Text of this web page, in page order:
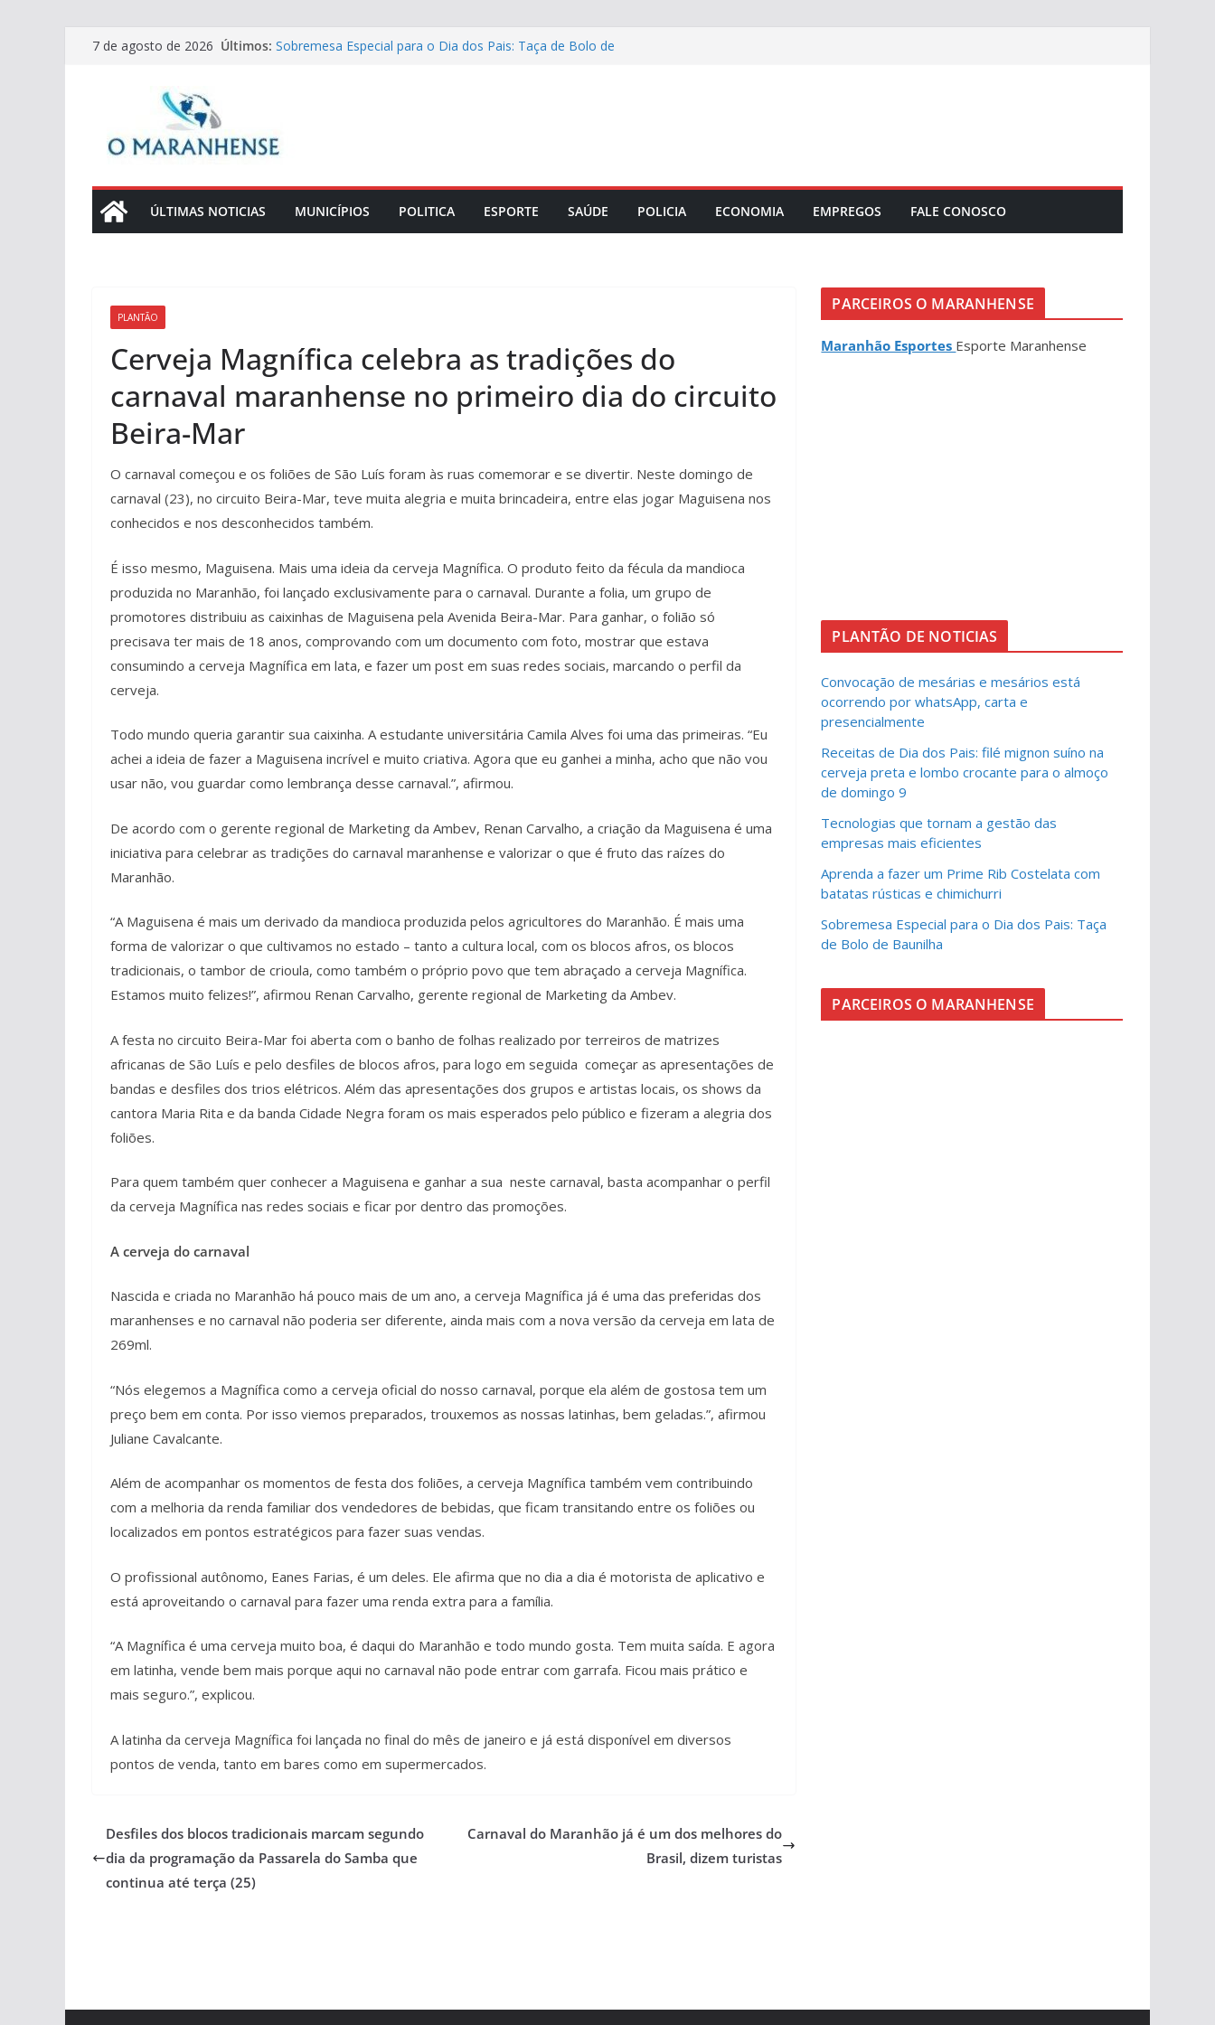
Pular7 de agosto de 2026 Últimos: Sobremesa Especial para o Dia dos Pais: Taça de Bolo de
lombo crocante para o almoço de domingo 9
Tecnologias que tornam a gestão das empresas mais
Aprenda a fazer um Prime Rib Costelata com batatas rústicas
e chimichurri
ÚLTIMAS NOTICIAS MUNICÍPIOS POLITICA ESPORTE SAÚDE POLICIA ECONOMIA EMPREGOS FALE CONOSCO
PLANTÃO
Cerveja Magnífica celebra as tradições do
carnaval maranhense no primeiro dia do circuito
Beira-Mar
O carnaval começou e os foliões de São Luís foram às ruas comemorar e se divertir. Neste domingo de
carnaval (23), no circuito Beira-Mar, teve muita alegria e muita brincadeira, entre elas jogar Maguisena nos
conhecidos e nos desconhecidos também.
É isso mesmo, Maguisena. Mais uma ideia da cerveja Magnífica. O produto feito da fécula da mandioca
produzida no Maranhão, foi lançado exclusivamente para o carnaval. Durante a folia, um grupo de
promotores distribuiu as caixinhas de Maguisena pela Avenida Beira-Mar. Para ganhar, o folião só
precisava ter mais de 18 anos, comprovando com um documento com foto, mostrar que estava
consumindo a cerveja Magnífica em lata, e fazer um post em suas redes sociais, marcando o perfil da
cerveja.
Todo mundo queria garantir sua caixinha. A estudante universitária Camila Alves foi uma das primeiras. “Eu
achei a ideia de fazer a Maguisena incrível e muito criativa. Agora que eu ganhei a minha, acho que não vou
usar não, vou guardar como lembrança desse carnaval.”, afirmou.
De acordo com o gerente regional de Marketing da Ambev, Renan Carvalho, a criação da Maguisena é uma
iniciativa para celebrar as tradições do carnaval maranhense e valorizar o que é fruto das raízes do
Maranhão.
“A Maguisena é mais um derivado da mandioca produzida pelos agricultores do Maranhão. É mais uma
forma de valorizar o que cultivamos no estado – tanto a cultura local, com os blocos afros, os blocos
tradicionais, o tambor de crioula, como também o próprio povo que tem abraçado a cerveja Magnífica.
Estamos muito felizes!”, afirmou Renan Carvalho, gerente regional de Marketing da Ambev.
A festa no circuito Beira-Mar foi aberta com o banho de folhas realizado por terreiros de matrizes
africanas de São Luís e pelo desfiles de blocos afros, para logo em seguida começar as apresentações de
bandas e desfiles dos trios elétricos. Além das apresentações dos grupos e artistas locais, os shows da
cantora Maria Rita e da banda Cidade Negra foram os mais esperados pelo público e fizeram a alegria dos
foliões.
Para quem também quer conhecer a Maguisena e ganhar a sua neste carnaval, basta acompanhar o perfil
da cerveja Magnífica nas redes sociais e ficar por dentro das promoções.
A cerveja do carnaval
Nascida e criada no Maranhão há pouco mais de um ano, a cerveja Magnífica já é uma das preferidas dos
maranhenses e no carnaval não poderia ser diferente, ainda mais com a nova versão da cerveja em lata de
269ml.
“Nós elegemos a Magnífica como a cerveja oficial do nosso carnaval, porque ela além de gostosa tem um
preço bem em conta. Por isso viemos preparados, trouxemos as nossas latinhas, bem geladas.”, afirmou
Juliane Cavalcante.
Além de acompanhar os momentos de festa dos foliões, a cerveja Magnífica também vem contribuindo
com a melhoria da renda familiar dos vendedores de bebidas, que ficam transitando entre os foliões ou
localizados em pontos estratégicos para fazer suas vendas.
O profissional autônomo, Eanes Farias, é um deles. Ele afirma que no dia a dia é motorista de aplicativo e
está aproveitando o carnaval para fazer uma renda extra para a família.
“A Magnífica é uma cerveja muito boa, é daqui do Maranhão e todo mundo gosta. Tem muita saída. E agora
em latinha, vende bem mais porque aqui no carnaval não pode entrar com garrafa. Ficou mais prático e
mais seguro.”, explicou.
A latinha da cerveja Magnífica foi lançada no final do mês de janeiro e já está disponível em diversos
pontos de venda, tanto em bares como em supermercados.
Desfiles dos blocos tradicionais marcam segundo
dia da programação da Passarela do Samba que
continua até terça (25)
Carnaval do Maranhão já é um dos melhores do
Brasil, dizem turistas
PARCEIROS O MARANHENSE
Maranhão Esportes Esporte Maranhense
PLANTÃO DE NOTICIAS
Convocação de mesárias e mesários está
ocorrendo por whatsApp, carta e
presencialmente
Receitas de Dia dos Pais: filé mignon suíno na
cerveja preta e lombo crocante para o almoço
de domingo 9
Tecnologias que tornam a gestão das
empresas mais eficientes
Aprenda a fazer um Prime Rib Costelata com
batatas rústicas e chimichurri
Sobremesa Especial para o Dia dos Pais: Taça
de Bolo de Baunilha
PARCEIROS O MARANHENSE